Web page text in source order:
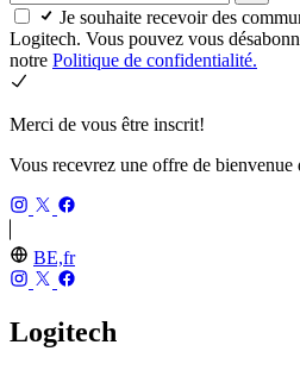
Je souhaite recevoir des
Logitech. Vous pouvez vous
notre Politique de confidentialité.
Merci de vous être inscrit!
Vous recevrez une offre de
BE,fr
Logitech